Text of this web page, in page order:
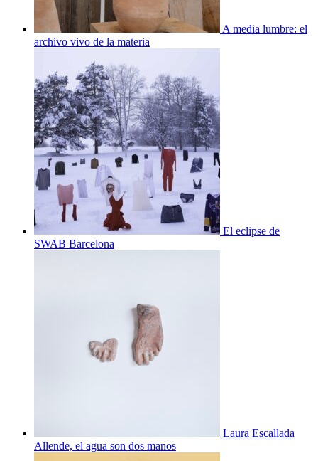
A media lumbre: el
archivo vivo de la materia
El eclipse de
SWAB Barcelona
Laura Escallada
Allende, el agua son dos manos